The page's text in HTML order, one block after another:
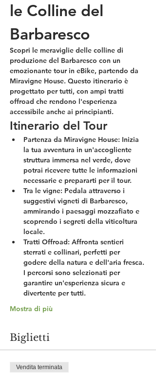
le Colline del
Barbaresco
Scopri le meraviglie delle colline di
produzione del Barbaresco con un
emozionante tour in eBike, partendo da
Miravigne House. Questo itinerario è
progettato per tutti, con ampi tratti
offroad che rendono l'esperienza
accessibile anche ai principianti.
Itinerario del Tour
Partenza da Miravigne House: Inizia
la tua avventura in un'accogliente
struttura immersa nel verde, dove
potrai ricevere tutte le informazioni
necessarie e prepararti per il tour.
Tra le vigne: Pedala attraverso i
suggestivi vigneti di Barbaresco,
ammirando i paesaggi mozzafiato e
scoprendo i segreti della viticoltura
locale.
Tratti Offroad: Affronta sentieri
sterrati e collinari, perfetti per
godere della natura e dell'aria fresca.
I percorsi sono selezionati per
garantire un'esperienza sicura e
divertente per tutti.
Mostra di più
Biglietti
Vendita terminata